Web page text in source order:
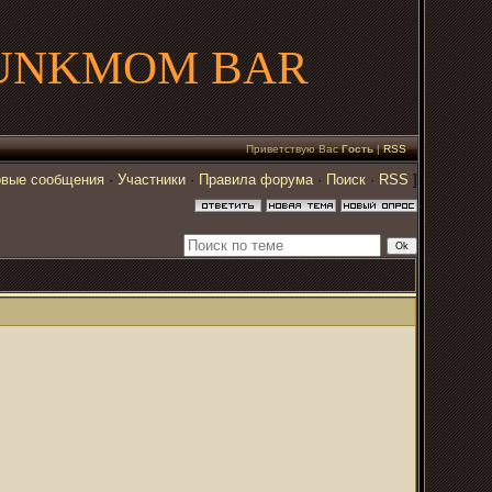
BAR
Приветствую Вас Гость|RSS
сообщения · Участники · Правила форума· Поиск · RSS ]